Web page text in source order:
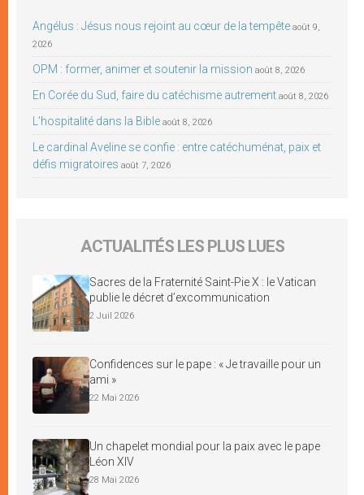
Angélus : Jésus nous rejoint au cœur de la tempête août 9,
2026
OPM : former, animer et soutenir la mission août 8, 2026
En Corée du Sud, faire du catéchisme autrement août 8, 2026
L’hospitalité dans la Bible août 8, 2026
Le cardinal Aveline se confie : entre catéchuménat, paix et
défis migratoires août 7, 2026
ACTUALITÉS LES PLUS LUES
Sacres de la Fraternité Saint-Pie X : le Vatican
publie le décret d’excommunication
2 Juil 2026
Confidences sur le pape : « Je travaille pour un
ami »
22 Mai 2026
Un chapelet mondial pour la paix avec le pape
Léon XIV
28 Mai 2026